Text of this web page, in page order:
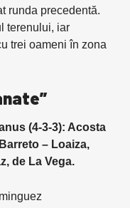
runda precedentă.
terenului, iar
trei oameni în zona
(4-3-3): Acosta
– Loaiza,
de La Vega.